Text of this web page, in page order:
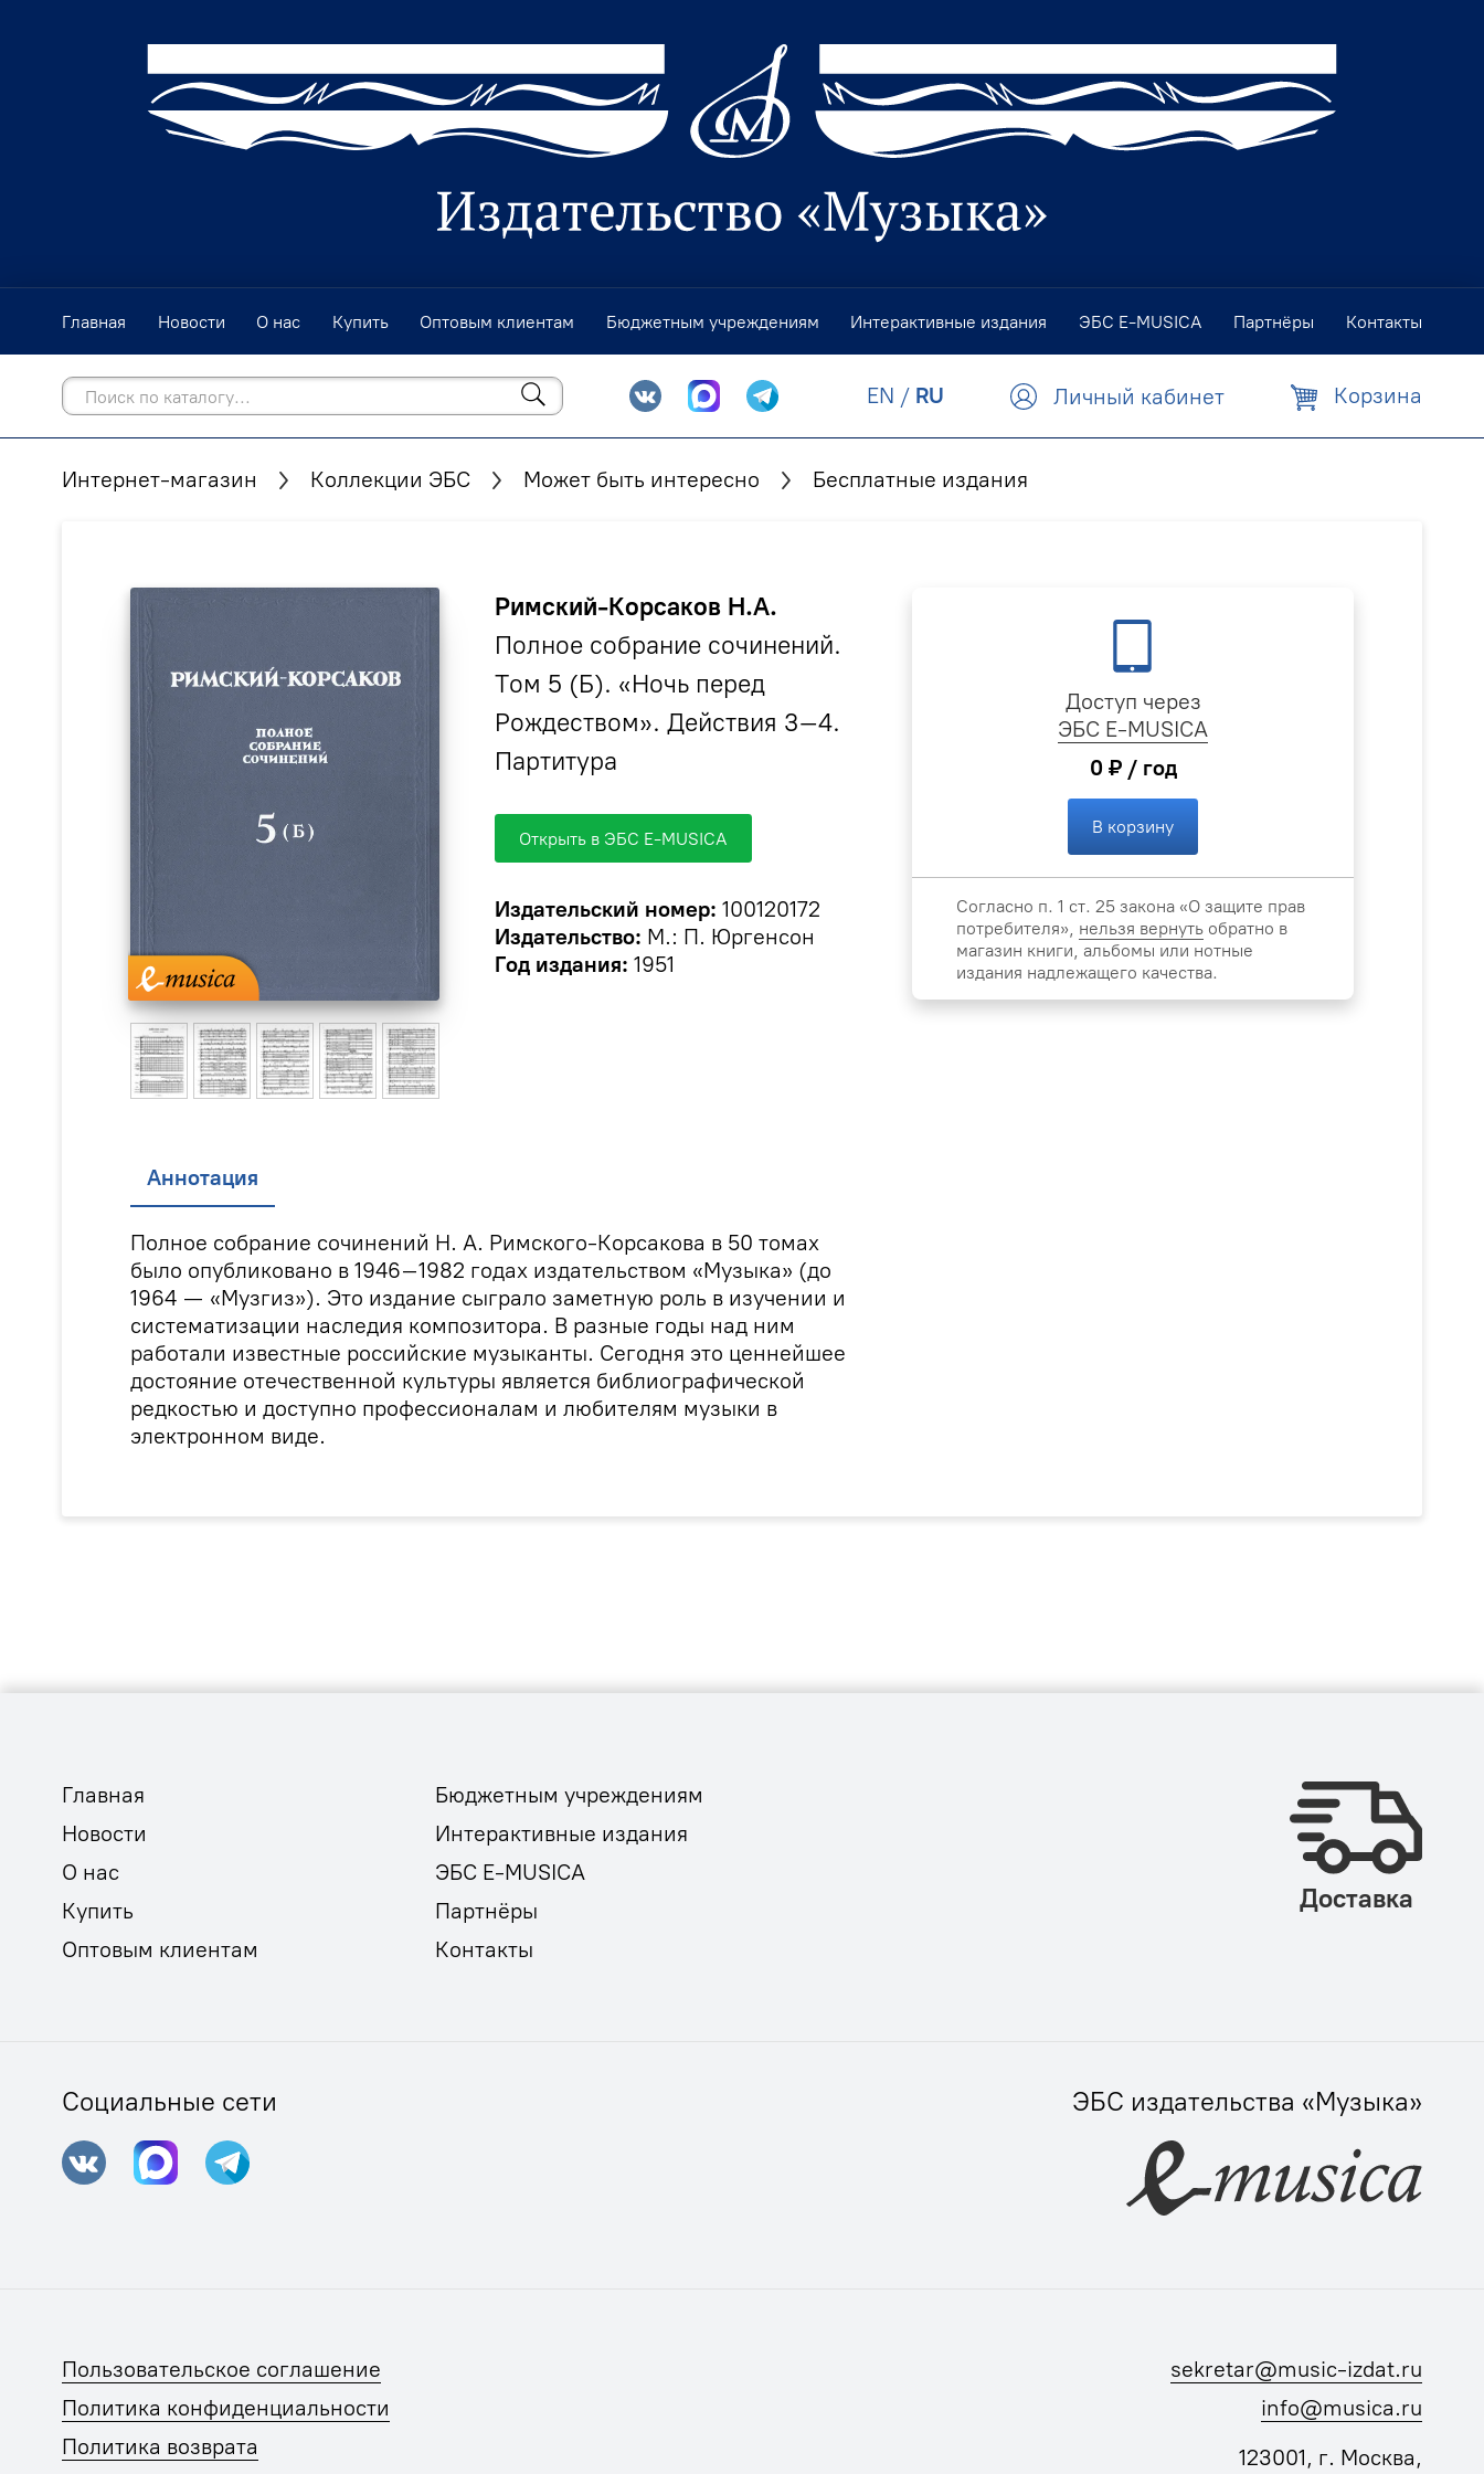
Главная Новости О нас Купить Оптовым клиентам Бюджетным учреждениям Интерактивные издания ЭБС E-MUSICA Партнёры Контакты
EN / RU Личный кабинет Корзина
Интернет-магазин Коллекции ЭБС Может быть интересно Бесплатные издания
Римский-Корсаков Н.А.
Полное собрание сочинений.
Том 5 (Б). «Ночь перед
Рождеством». Действия 3–4.
Партитура
Открыть в ЭБС E-MUSICA
Издательский номер: 100120172
Издательство: М.: П. Юргенсон
Год издания: 1951
Доступ через
ЭБС E-MUSICA
0 ₽ / год
В корзину
Согласно п. 1 ст. 25 закона «О защите прав
потребителя», нельзя вернуть обратно в
магазин книги, альбомы или нотные
издания надлежащего качества.
Аннотация
Полное собрание сочинений Н. А. Римского-Корсакова в 50 томах
было опубликовано в 1946–1982 годах издательством «Музыка» (до
1964 — «Музгиз»). Это издание сыграло заметную роль в изучении и
систематизации наследия композитора. В разные годы над ним
работали известные российские музыканты. Сегодня это ценнейшее
достояние отечественной культуры является библиографической
редкостью и доступно профессионалам и любителям музыки в
электронном виде.
Главная
Новости
О нас
Купить
Оптовым клиентам
Бюджетным учреждениям
Интерактивные издания
ЭБС E-MUSICA
Партнёры
Контакты
Доставка
Социальные сети ЭБС издательства «Музыка»
Пользовательское соглашение
Политика конфиденциальности
Политика возврата
sekretar@music-izdat.ru
info@musica.ru
123001, г. Москва,